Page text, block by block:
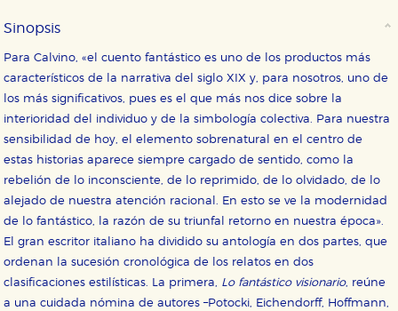
Sinopsis
Para Calvino, «el cuento fantástico es uno de los productos más
característicos de la narrativa del siglo XIX y, para nosotros, uno de
los más significativos, pues es el que más nos dice sobre la
interioridad del individuo y de la simbología colectiva. Para nuestra
sensibilidad de hoy, el elemento sobrenatural en el centro de
estas historias aparece siempre cargado de sentido, como la
rebelión de lo inconsciente, de lo reprimido, de lo olvidado, de lo
alejado de nuestra atención racional. En esto se ve la modernidad
de lo fantástico, la razón de su triunfal retorno en nuestra época».
El gran escritor italiano ha dividido su antología en dos partes, que
ordenan la sucesión cronológica de los relatos en dos
clasificaciones estilísticas. La primera, Lo fantástico visionario, reúne
a una cuidada nómina de autores –Potocki, Eichendorff, Hoffmann,